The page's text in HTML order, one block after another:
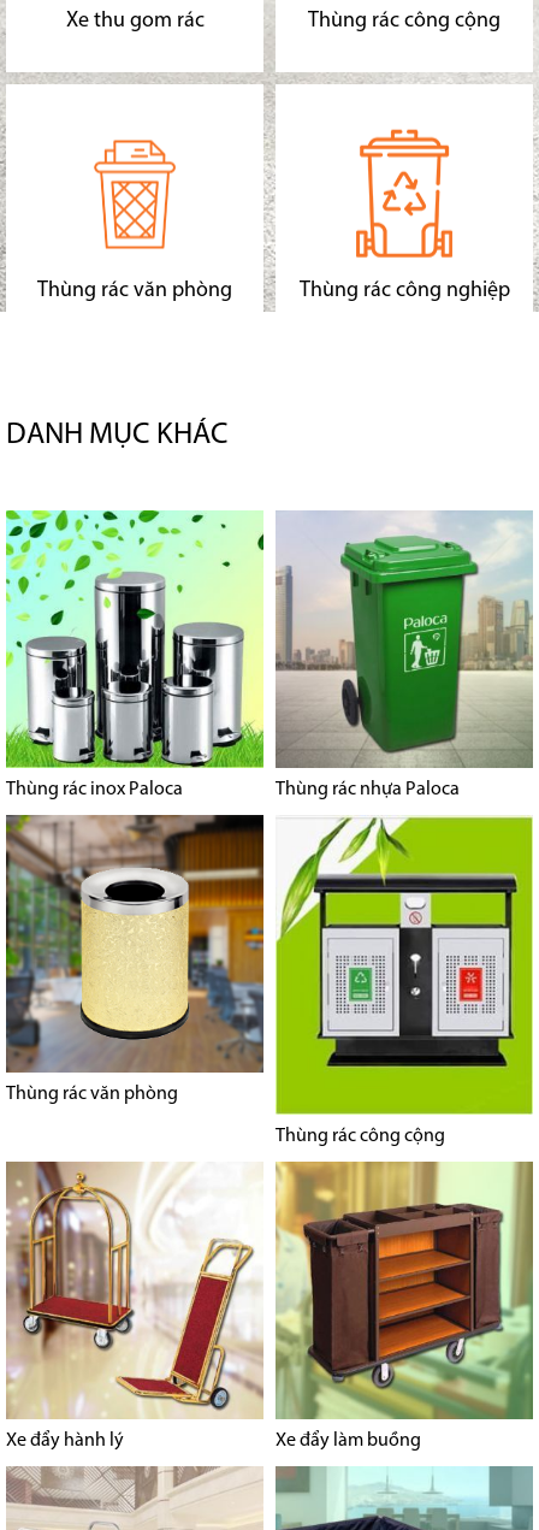
Xe thu gom rác Thùng rác công cộng
Thùng rác văn phòng Thùng rác công nghiệp
DANH MỤC KHÁC
Thùng rác inox Paloca Thùng rác nhựa Paloca
Thùng rác văn phòng
Thùng rác công cộng
Xe đẩy hành lý Xe đẩy làm buồng